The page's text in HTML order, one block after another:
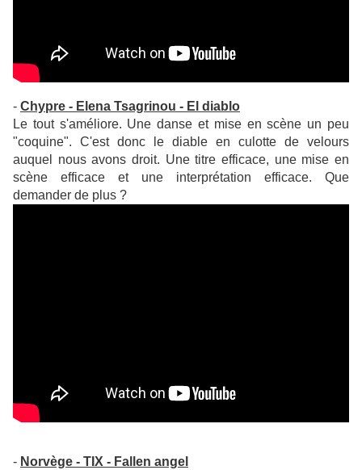
- Chypre - Elena Tsagrinou - El diablo
Le tout s'améliore. Une danse et mise en scène un peu
"coquine". C'est donc le diable en culotte de velours
auquel nous avons droit. Une titre efficace, une mise en
scène efficace et une interprétation efficace. Que
demander de plus ?
- Norvège - TIX - Fallen angel